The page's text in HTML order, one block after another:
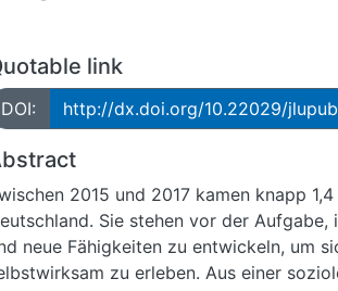
link
DOI: http://dx.doi.org/10.22029/
2015 und 2017 kamen knapp
Sie stehen vor der Aufgabe,
neue Fähigkeiten zu entwickeln, um
zu erleben. Aus einer